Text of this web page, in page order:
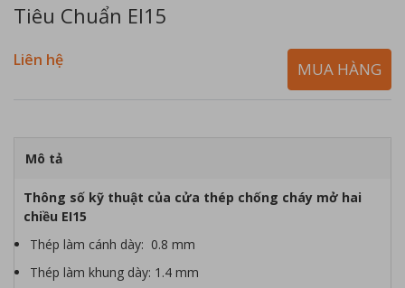
Tiêu Chuẩn EI15
Liên hệ MUA HÀNG
Mô tả
Thông số kỹ thuật của cửa thép chống cháy mở hai
chiều EI15
Thép làm cánh dày: 0.8 mm
Thép làm khung dày: 1.4 mm